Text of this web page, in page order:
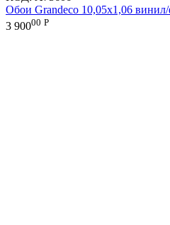
Обои Grandeco 10,05х1,06
3 90000 Р